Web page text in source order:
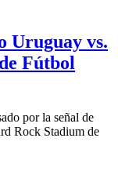
Uruguay vs.
Fútbol
por la señal de
Rock Stadium de